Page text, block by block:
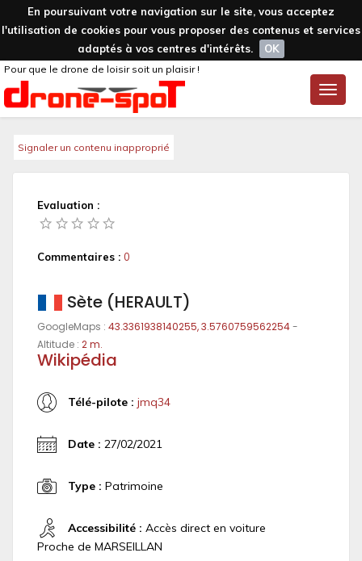
En poursuivant votre navigation sur le site, vous acceptez
l'utilisation de cookies pour vous proposer des contenus et services
adaptés à vos centres d'intérêts.
OK
Toggle
Pour que le drone de loisir soit un plaisir !
Signaler un contenu inapproprié
Evaluation :
Commentaires : 0
Sète (HERAULT)
GoogleMaps : 43.3361938140255, 3.5760759562254-
Altitude : 2 m.
Wikipédia
Télé-pilote : jmq34
Date : 27/02/2021
Type : Patrimoine
Accessibilité : Accès direct en voiture
Proche de MARSEILLAN